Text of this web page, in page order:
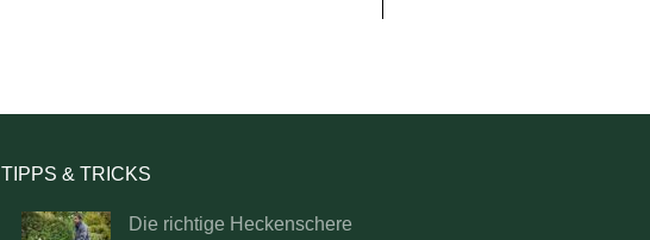
TIPPS & TRICKS
Die richtige Heckenschere